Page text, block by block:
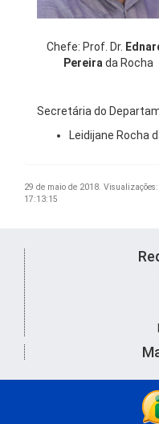
Chefe: Prof. Dr.
Pereira da Rocha
Secretária do
Leidijane Rocha
29 de maio de 2018.
17:13:15